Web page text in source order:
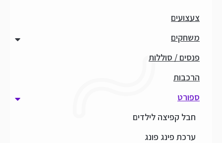
צעצועים
משחקים
פנסים / סוללות
הרכבות
ספורט
חבל קפיצה לילדים
ערכת פינג פונג